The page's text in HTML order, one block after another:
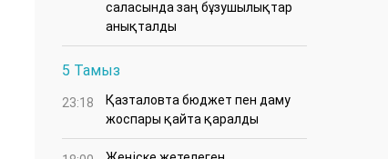
саласында заң бұзушылықтар
анықталды
5 Тамыз
23:18
Қазталовта бюджет пен даму
жоспары қайта қаралды